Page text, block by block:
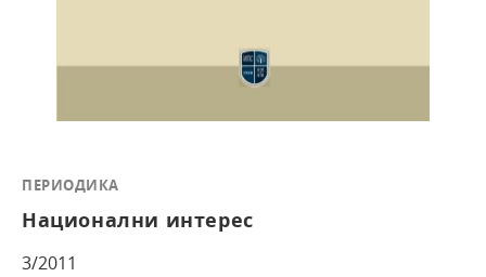
ПЕРИОДИКА
Национални интерес
3/2011